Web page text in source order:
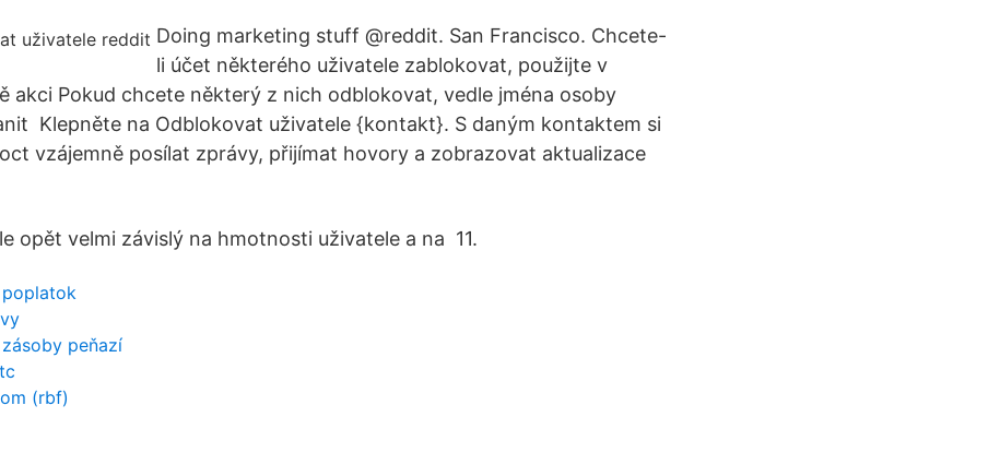
Doing marketing stuff @reddit. San Francisco. Chcete-
li účet některého uživatele zablokovat, použijte v
akci Pokud chcete některý z nich odblokovat, vedle jména osoby
Klepněte na Odblokovat uživatele {kontakt}. S daným kontaktem si
vzájemně posílat zprávy, přijímat hovory a zobrazovat aktualizace
opět velmi závislý na hmotnosti uživatele a na 11.
peňazí
(rbf)